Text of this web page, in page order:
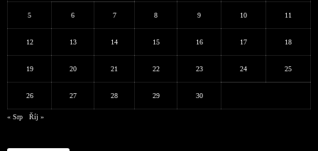
5 6 7 8 9 10 11
12 13 14 15 16 17 18
19 20 21 22 23 24 25
26 27 28 29 30
« Srp Říj »